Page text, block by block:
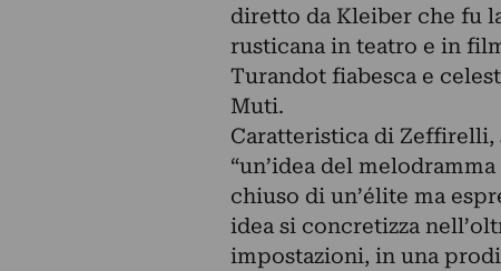
diretto da Kleiber che fu
rusticana in teatro e in
Turandot fiabesca e
Muti.
Caratteristica di
“un’idea del
chiuso di un’élite ma
idea si concretizza
impostazioni, in una